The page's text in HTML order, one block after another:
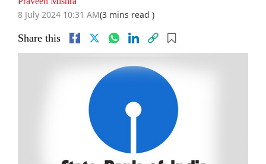
8 July 2024 10:31 AM(3 mins read )
Share this